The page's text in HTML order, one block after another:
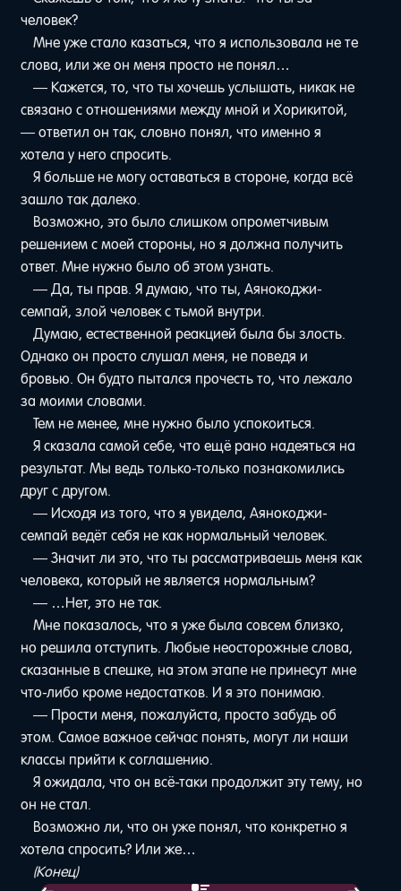
человек?
Мне уже стало казаться, что я использовала не те
слова, или же он меня просто не понял…
— Кажется, то, что ты хочешь услышать, никак не
связано с отношениями между мной и Хорикитой,
— ответил он так, словно понял, что именно я
хотела у него спросить.
Я больше не могу оставаться в стороне, когда всё
зашло так далеко.
Возможно, это было слишком опрометчивым
решением с моей стороны, но я должна получить
ответ. Мне нужно было об этом узнать.
— Да, ты прав. Я думаю, что ты, Аянокоджи-
семпай, злой человек с тьмой внутри.
Думаю, естественной реакцией была бы злость.
Однако он просто слушал меня, не поведя и
бровью. Он будто пытался прочесть то, что лежало
за моими словами.
Тем не менее, мне нужно было успокоиться.
Я сказала самой себе, что ещё рано надеяться на
результат. Мы ведь только-только познакомились
друг с другом.
— Исходя из того, что я увидела, Аянокоджи-
семпай ведёт себя не как нормальный человек.
— Значит ли это, что ты рассматриваешь меня как
человека, который не является нормальным?
— …Нет, это не так.
Мне показалось, что я уже была совсем близко,
но решила отступить. Любые неосторожные слова,
сказанные в спешке, на этом этапе не принесут мне
что-либо кроме недостатков. И я это понимаю.
— Прости меня, пожалуйста, просто забудь об
этом. Самое важное сейчас понять, могут ли наши
классы прийти к соглашению.
Я ожидала, что он всё-таки продолжит эту тему, но
он не стал.
Возможно ли, что он уже понял, что конкретно я
хотела спросить? Или же…
(Конец)